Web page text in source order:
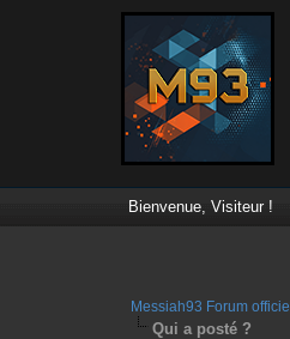
Bienvenue, Visiteur !
Messiah93 Forum officiel
Qui a posté ?